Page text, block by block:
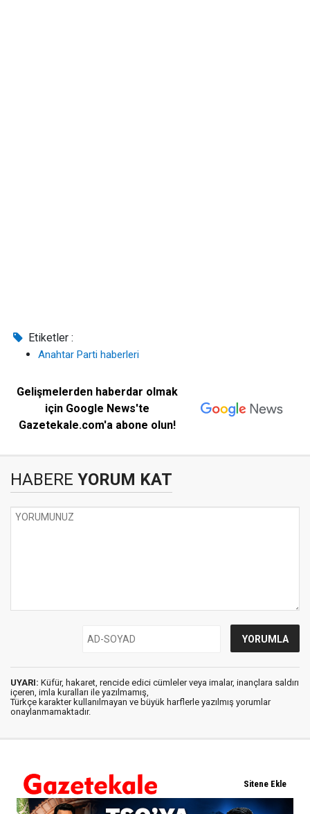
Etiketler :
Anahtar Parti haberleri
Gelişmelerden haberdar olmak
için Google News'te
Gazetekale.com'a abone olun!
HABERE YORUM KAT
UYARI: Küfür, hakaret, rencide edici cümleler veya imalar, inançlara saldırı
içeren, imla kuralları ile yazılmamış,
Türkçe karakter kullanılmayan ve büyük harflerle yazılmış yorumlar
onaylanmamaktadır.